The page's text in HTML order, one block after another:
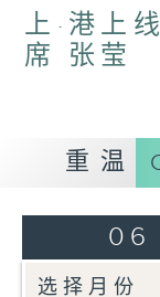
上·港上
席 张莹
重温
06